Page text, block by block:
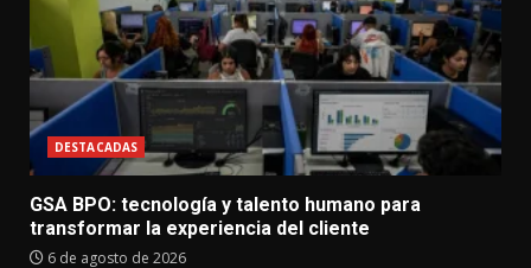
DESTACADAS
GSA BPO: tecnología y talento humano para
transformar la experiencia del cliente
6 de agosto de 2026